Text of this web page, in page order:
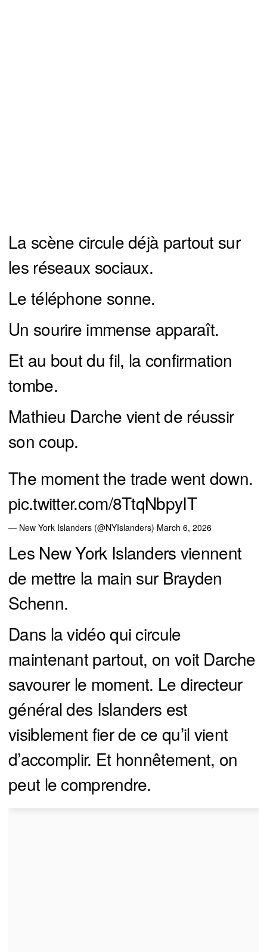
La scène circule déjà partout sur
les réseaux sociaux.
Le téléphone sonne.
Un sourire immense apparaît.
Et au bout du fil, la confirmation
tombe.
Mathieu Darche vient de réussir
son coup.
The moment the trade went down.
pic.twitter.com/8TtqNbpyIT
— New York Islanders (@NYIslanders) March 6, 2026
Les New York Islanders viennent
de mettre la main sur Brayden
Schenn.
Dans la vidéo qui circule
maintenant partout, on voit Darche
savourer le moment. Le directeur
général des Islanders est
visiblement fier de ce qu’il vient
d’accomplir. Et honnêtement, on
peut le comprendre.